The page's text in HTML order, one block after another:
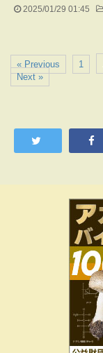
2025/01/29 01:45
« Previous 1
Next »